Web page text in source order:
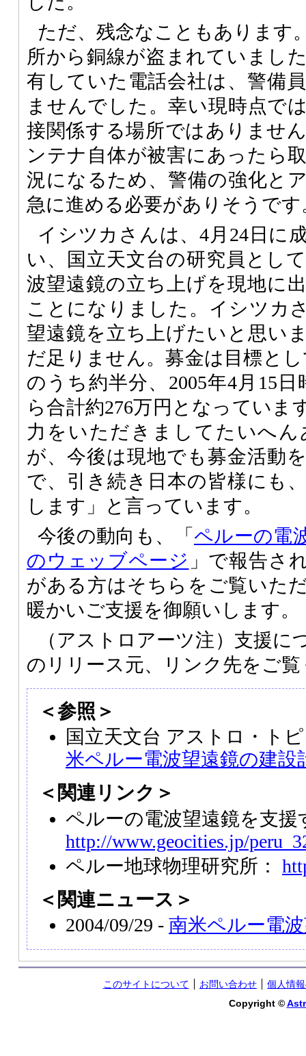
ただ、残念なこともあります
所から銅線が盗まれていまし
有していた電話会社は、警備
ませんでした。幸い現時点で
接関係する場所ではありませ
ンテナ自体が被害にあったら
況になるため、警備の強化と
急に進める必要がありそうです
イシツカさんは、4月24日に
い、国立天文台の研究員とし
波望遠鏡の立ち上げを現地に
ことになりました。イシツカ
望遠鏡を立ち上げたいと思い
だ足りません。募金は目標と
のうち約半分、2005年4月15
ら合計約276万円となっていま
力をいただきましてたいへ
が、今後は現地でも募金活動
で、引き続き日本の皆様にも
します」と言っています。
今後の動向も、「 ペルーの電
のウェッブページ 」で報告さ
がある方はそちらをご覧いた
暖かいご支援を御願いします。
（アストロアーツ注）支援に
のリリース元、リンク先をご
＜参照＞
国立天文台 アストロ・ト
米ペルー電波望遠鏡の建設
＜関連リンク＞
ペルーの電波望遠鏡を支援
http://www.geocities.jp/
ペルー地球物理研究所：
＜関連ニュース＞
2004/09/29 - 南米ペルー電
このサイトについて お問い合わせ
個人情
Copyright ©